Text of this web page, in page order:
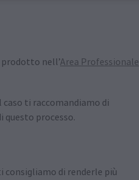
nell’Area Professionale
ti raccomandiamo di
questo processo.
consigliamo di renderle più